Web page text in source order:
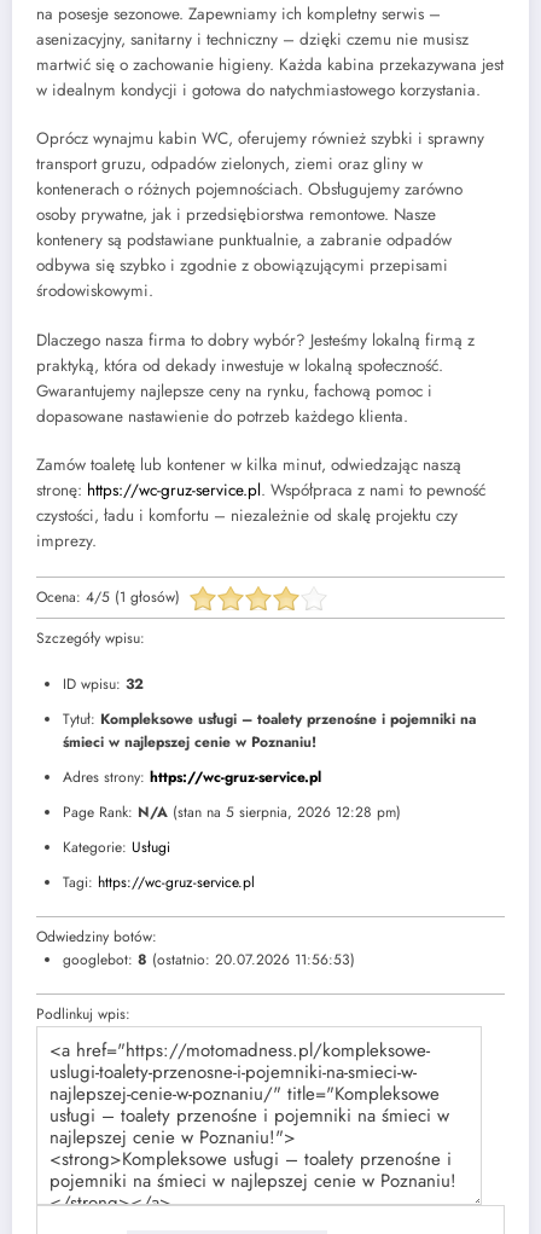
na posesje sezonowe. Zapewniamy ich kompletny serwis –
asenizacyjny, sanitarny i techniczny – dzięki czemu nie musisz
martwić się o zachowanie higieny. Każda kabina przekazywana jest
w idealnym kondycji i gotowa do natychmiastowego korzystania.
Oprócz wynajmu kabin WC, oferujemy również szybki i sprawny
transport gruzu, odpadów zielonych, ziemi oraz gliny w
kontenerach o różnych pojemnościach. Obsługujemy zarówno
osoby prywatne, jak i przedsiębiorstwa remontowe. Nasze
kontenery są podstawiane punktualnie, a zabranie odpadów
odbywa się szybko i zgodnie z obowiązującymi przepisami
środowiskowymi.
Dlaczego nasza firma to dobry wybór? Jesteśmy lokalną firmą z
praktyką, która od dekady inwestuje w lokalną społeczność.
Gwarantujemy najlepsze ceny na rynku, fachową pomoc i
dopasowane nastawienie do potrzeb każdego klienta.
Zamów toaletę lub kontener w kilka minut, odwiedzając naszą
stronę: https://wc-gruz-service.pl. Współpraca z nami to pewność
czystości, ładu i komfortu – niezależnie od skalę projektu czy
imprezy.
Ocena: 4/5 (1 głosów)
Szczegóły wpisu:
ID wpisu: 32
Tytuł: Kompleksowe usługi – toalety przenośne i pojemniki na
śmieci w najlepszej cenie w Poznaniu!
Adres strony: https://wc-gruz-service.pl
Page Rank: N/A (stan na 5 sierpnia, 2026 12:28 pm)
Kategorie: Usługi
Tagi: https://wc-gruz-service.pl
Odwiedziny botów:
googlebot: 8 (ostatnio: 20.07.2026 11:56:53)
Podlinkuj wpis: